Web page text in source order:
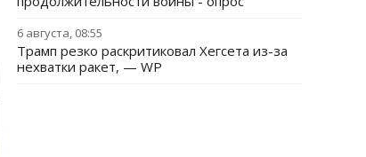
6 августа, 08:55
Трамп резко раскритиковал Хегсета из-за
нехватки ракет, — WP